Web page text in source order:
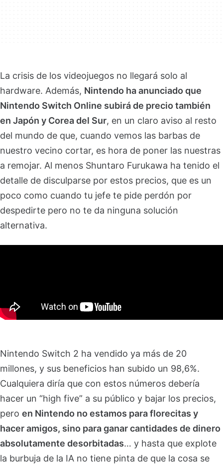
La crisis de los videojuegos no llegará solo al
hardware. Además, Nintendo ha anunciado que
Nintendo Switch Online subirá de precio también
en Japón y Corea del Sur, en un claro aviso al resto
del mundo de que, cuando vemos las barbas de
nuestro vecino cortar, es hora de poner las nuestras
a remojar. Al menos Shuntaro Furukawa ha tenido el
detalle de disculparse por estos precios, que es un
poco como cuando tu jefe te pide perdón por
despedirte pero no te da ninguna solución
alternativa.
Nintendo Switch 2 ha vendido ya más de 20
millones, y sus beneficios han subido un 98,6%.
Cualquiera diría que con estos números debería
hacer un “high five” a su público y bajar los precios,
pero en Nintendo no estamos para florecitas y
hacer amigos, sino para ganar cantidades de dinero
absolutamente desorbitadas… y hasta que explote
la burbuja de la IA no tiene pinta de que la cosa se